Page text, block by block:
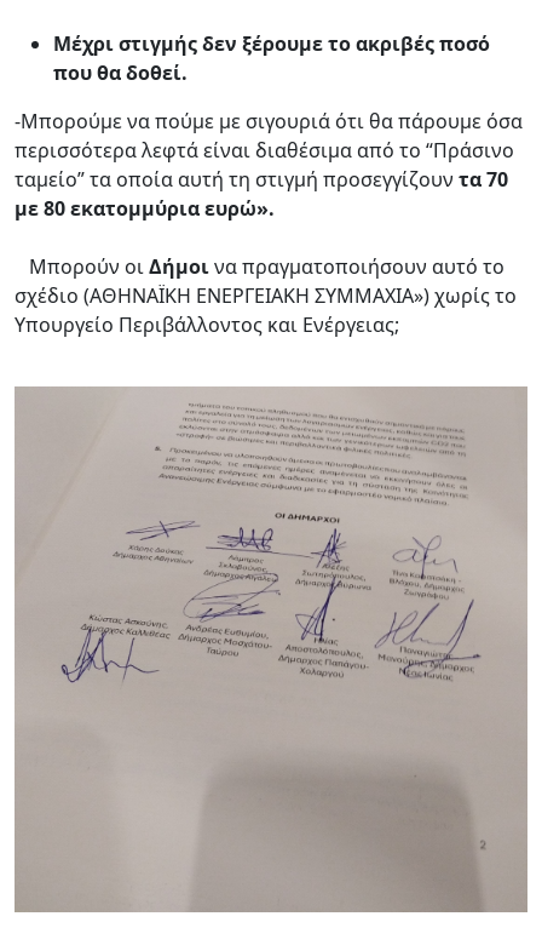
Μέχρι στιγμής δεν ξέρουμε το ακριβές ποσό
που θα δοθεί.
-Μπορούμε να πούμε με σιγουριά ότι θα πάρουμε όσα
περισσότερα λεφτά είναι διαθέσιμα από το “Πράσινο
ταμείο” τα οποία αυτή τη στιγμή προσεγγίζουν τα 70
με 80 εκατομμύρια ευρώ».
Μπορούν οιΔήμοινα πραγματοποιήσουν αυτό το
σχέδιο (ΑΘΗΝΑΪΚΗ ΕΝΕΡΓΕΙΑΚΗ ΣΥΜΜΑΧΙΑ») χωρίς το
Υπουργείο Περιβάλλοντος και Ενέργειας;